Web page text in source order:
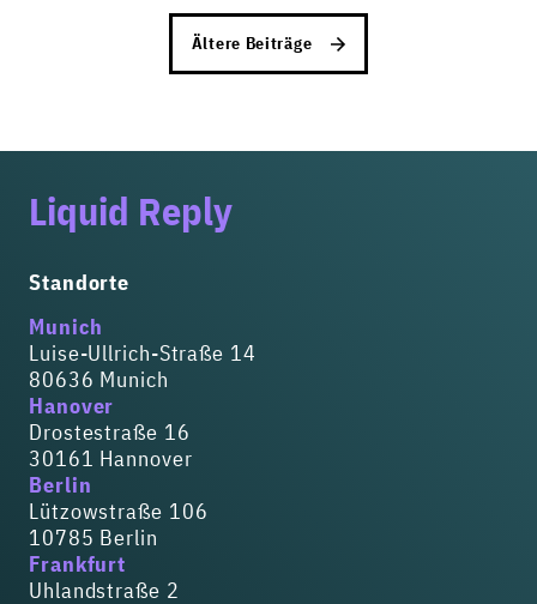
Ältere Beiträge
Liquid Reply
Standorte
Munich
Luise-Ullrich-Straße 14
80636 Munich
Hanover
Drostestraße 16
30161 Hannover
Berlin
Lützowstraße 106
10785 Berlin
Frankfurt
Uhlandstraße 2